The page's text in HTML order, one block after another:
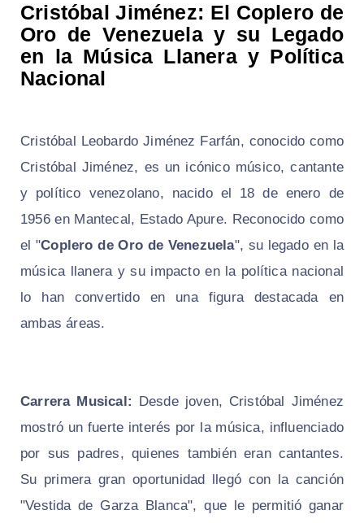
Cristóbal Jiménez: El Coplero de
Oro de Venezuela y su Legado
en la Música Llanera y Política
Nacional
Cristóbal Leobardo Jiménez Farfán, conocido como
Cristóbal Jiménez, es un icónico músico, cantante
y político venezolano, nacido el 18 de enero de
1956 en Mantecal, Estado Apure. Reconocido como
el "Coplero de Oro de Venezuela", su legado en la
música llanera y su impacto en la política nacional
lo han convertido en una figura destacada en
ambas áreas.
Carrera Musical :
Desde joven, Cristóbal Jiménez
mostró un fuerte interés por la música, influenciado
por sus padres, quienes también eran cantantes.
Su primera gran oportunidad llegó con la canción
"Vestida de Garza Blanca", que le permitió ganar